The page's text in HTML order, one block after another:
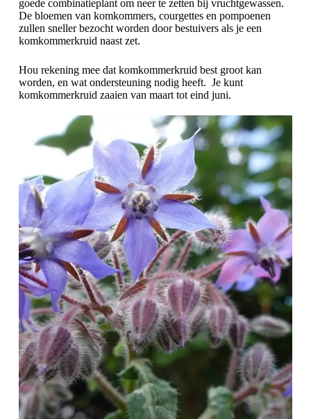
goede combinatieplant om neer te zetten bij vruchtgewassen.
De bloemen van komkommers, courgettes en pompoenen
zullen sneller bezocht worden door bestuivers als je een
komkommerkruid naast zet.
Hou rekening mee dat komkommerkruid best groot kan
worden, en wat ondersteuning nodig heeft. Je kunt
komkommerkruid zaaien van maart tot eind juni.